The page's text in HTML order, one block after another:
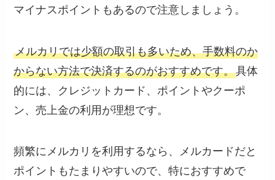
マイナスポイントもあるので注意しましょう。
メルカリでは少額の取引も多いため、手数料のか
からない方法で決済するのがおすすめです。具体
的には、クレジットカード、ポイントやクーポ
ン、売上金の利用が理想です。
頻繁にメルカリを利用するなら、メルカードだと
ポイントもたまりやすいので、特におすすめで